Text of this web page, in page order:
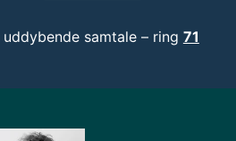
samtale – ring 71